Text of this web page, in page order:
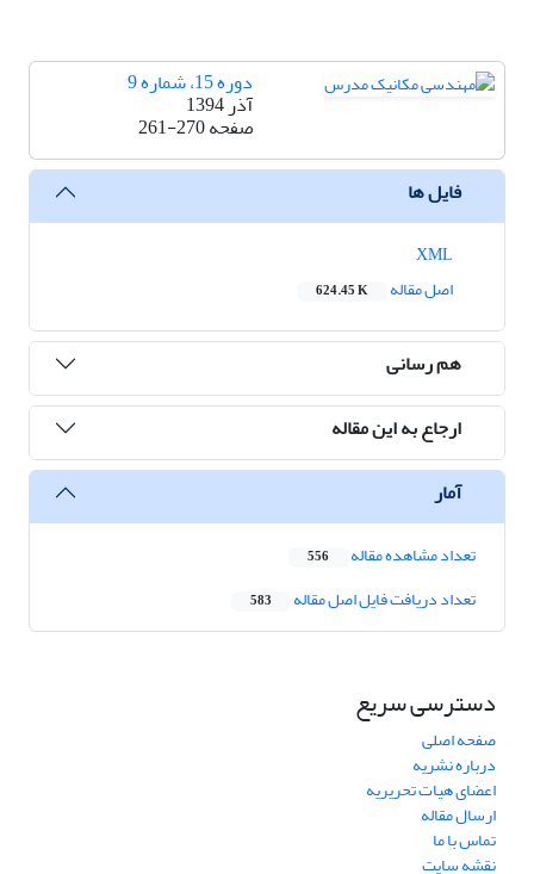
دوره 15، شماره 9
آذر 1394
صفحه261-270
فایل ها
اصل مقاله
624.45 K
هم رسانی
ارجاع به این مقاله
آمار
تعداد مشاهده مقاله 556
تعداد دریافت فایل اصل مقاله 583
دسترسی سریع
صفحه اصلی
درباره نشریه
اعضای هیات تحریریه
ارسال مقاله
تماس با ما
نقشه سایت